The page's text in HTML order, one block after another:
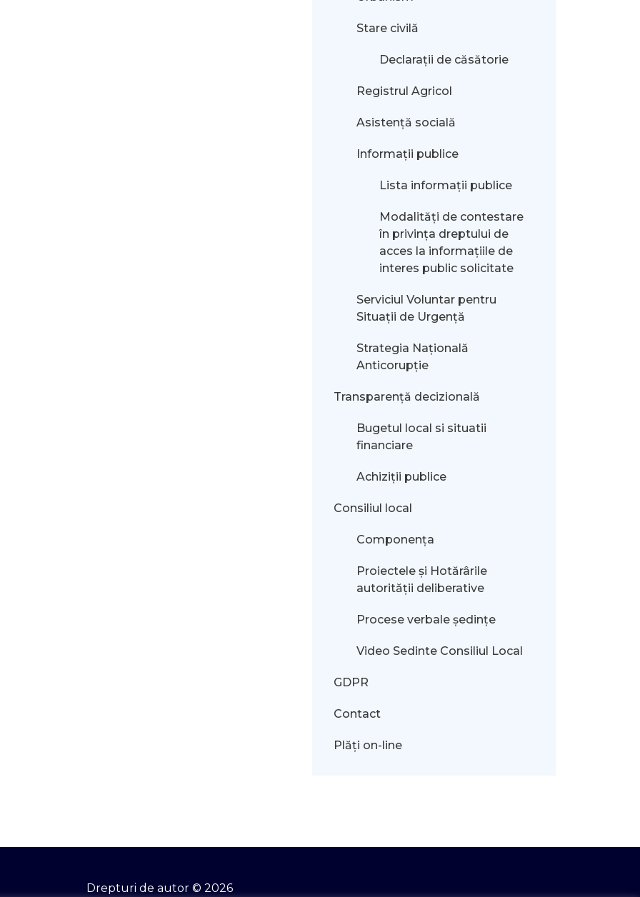
Stare civilă
Declarații de căsătorie
Registrul Agricol
Asistență socială
Informații publice
Lista informații publice
Modalităţi de contestare
în privinţa dreptului de
acces la informaţiile de
interes public solicitate
Serviciul Voluntar pentru
Situații de Urgență
Strategia Națională
Anticorupție
Transparență decizională
Bugetul local si situatii
financiare
Achiziții publice
Consiliul local
Componența
Proiectele și Hotărârile
autorității deliberative
Procese verbale ședințe
Video Sedinte Consiliul Local
GDPR
Contact
Plăți on-line
Drepturi de autor © 2026